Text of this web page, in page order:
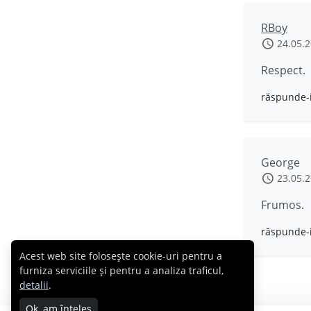
RBoy
Respect.
răspunde-i
George
Frumos.
răspunde-i
Acest web site folosește cookie-uri pentru a
furniza serviciile și pentru a analiza traficul,
detalii.